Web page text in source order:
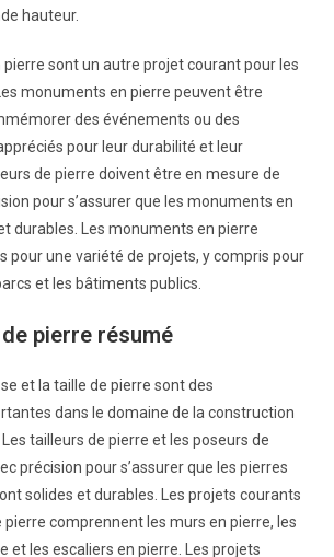
hauteur.
pierre sont un autre projet courant pour les
monuments en pierre peuvent être
des événements ou des
pour leur durabilité et leur
de pierre doivent être en mesure de
pour s’assurer que les monuments en
durables. Les monuments en pierre
pour une variété de projets, y compris pour
et les bâtiments publics.
pierre résumé
et la taille de pierre sont des
dans le domaine de la construction
tailleurs de pierre et les poseurs de
précision pour s’assurer que les pierres
solides et durables. Les projets courants
pierre comprennent les murs en pierre, les
et les escaliers en pierre. Les projets